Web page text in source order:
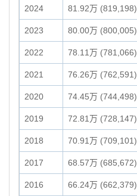
2024 81.92万 (819,198)
2023 80.00万 (800,005)
2022 78.11万 (781,066)
2021 76.26万 (762,591)
2020 74.45万 (744,498)
2019 72.81万 (728,147)
2018 70.91万 (709,101)
2017 68.57万 (685,672)
2016 66.24万 (662,379)